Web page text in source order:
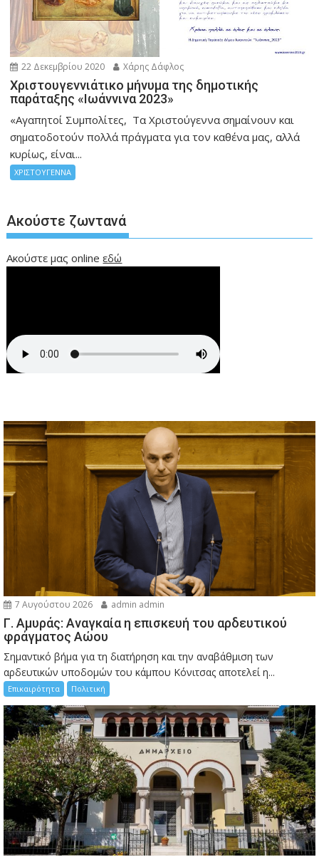
22 Δεκεμβρίου 2020 Χάρης Δάφλος
Χριστουγεννιάτικο μήνυμα της δημοτικής
παράταξης «Ιωάννινα 2023»
«Αγαπητοί Συμπολίτες, Τα Χριστούγεννα σημαίνουν και
σηματοδοτούν πολλά πράγματα για τον καθένα μας, αλλά
κυρίως, είναι...
ΧΡΙΣΤΟΥΓΕΝΝΑ
Ακούστε ζωντανά
Ακούστε μας onlineεδώ
7 Αυγούστου 2026 admin admin
Γ. Αμυράς: Αναγκαία η επισκευή του αρδευτικού
φράγματος Αώου
Σημαντικό βήμα για τη διατήρηση και την αναβάθμιση των
αρδευτικών υποδομών του κάμπου Κόνιτσας αποτελεί η...
Επικαιρότητα Πολιτική